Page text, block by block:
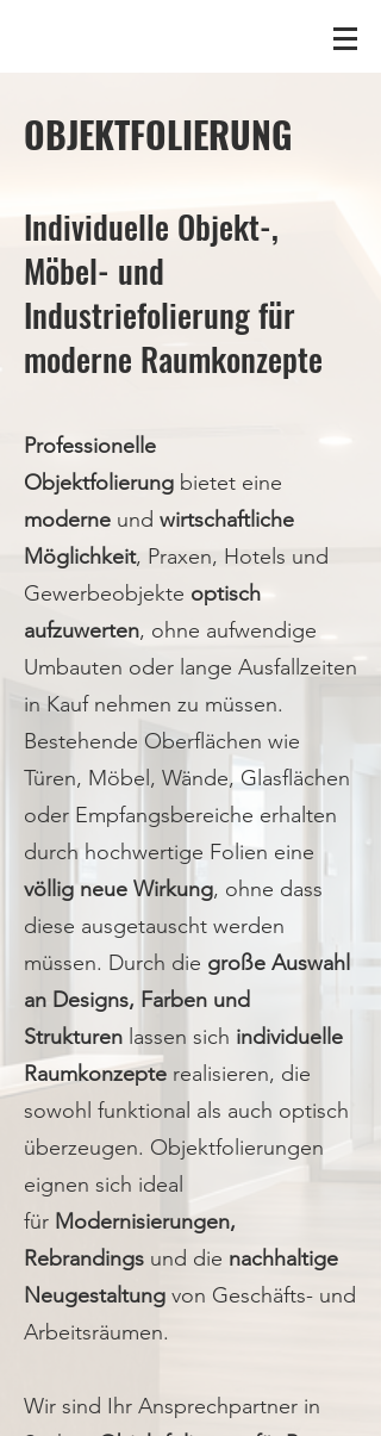
OBJEKTFOLIERUNG
Individuelle Objekt-,
Möbel- und
Industriefolierung für
moderne Raumkonzepte
Professionelle
Objektfolierung bietet eine
moderne und wirtschaftliche
Möglichkeit, Praxen, Hotels und
Gewerbeobjekte optisch
aufzuwerten, ohne aufwendige
Umbauten oder lange Ausfallzeiten
in Kauf nehmen zu müssen.
Bestehende Oberflächen wie
Türen, Möbel, Wände, Glasflächen
oder Empfangsbereiche erhalten
durch hochwertige Folien eine
völlig neue Wirkung, ohne dass
diese ausgetauscht werden
müssen. Durch die große Auswahl
an Designs, Farben und
Strukturen lassen sich individuelle
Raumkonzepte realisieren, die
sowohl funktional als auch optisch
überzeugen. Objektfolierungen
eignen sich ideal
für Modernisierungen,
Rebrandings und die nachhaltige
Neugestaltung von Geschäfts- und
Arbeitsräumen.
Wir sind Ihr Ansprechpartner in